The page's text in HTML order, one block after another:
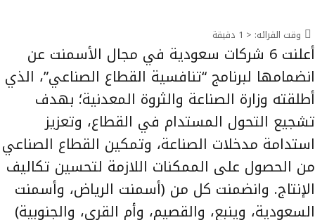
وقت القرائه: < 1 دقيقة
أعلنت 6 شركات سعودية في مجال الأسمنت عن
انضمامها لبرنامج “تنافسية القطاع الصناعي”، الذي
أطلقته وزارة الصناعة والثروة المعدنية؛ بهدف
تشجيع التحول المستدام في القطاع، وتعزيز
استدامة مدخلات الصناعة، وتمكين القطاع الصناعي
من الحصول على الممكنات اللازمة لتحسين تكاليف
الإنتاج. وانضمنت كل من (أسمنت الرياض، وأسمنت
السعودية، وينبع، والقصيم، وأم القرى، والجنوبية)